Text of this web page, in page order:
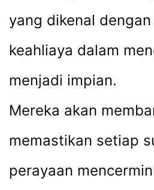
yang dikenal
keahliaya dalam
menjadi impian.
Mereka akan
memastikan setiap
perayaan